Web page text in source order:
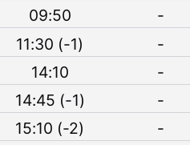
09:50
-
11:30 (-1)
-
14:10
-
14:45 (-1)
-
15:10 (-2)
-